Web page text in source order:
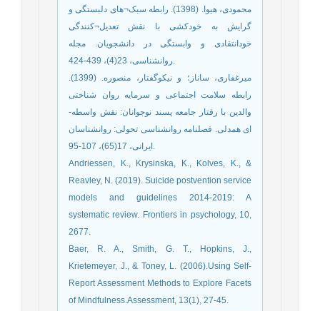
محمودی، هیوا. (1398). رابطه سبک¬های دلبستگی و
گرایش به خودکشی با نقش تعدیل¬کنندگی
خودانتقادی و وابستگی در دانشجویان. مجله
روانشناسی، 23(4)، 439-424.
میرغفاری، ساناز؛ و نیکوگفتار، منصوره. (1399).
رابطه سلامت اجتماعی و سرمایه روان ‌شناختی
والدین با رفتار جامعه ‌پسند نوجوانان: نقش واسطه-‌
ای همدلی. فصلنامه روانشناسی تحولی: روانشناسان
ايرانی، 17(65)، 107-95.
Andriessen, K., Krysinska, K., Kolves, K., &
Reavley, N. (2019). Suicide postvention service
models and guidelines 2014-2019: A
systematic review. Frontiers in psychology, 10,
2677.
Baer, R. A., Smith, G. T., Hopkins, J.,
Krietemeyer, J., & Toney, L. (2006).Using Self-
Report Assessment Methods to Explore Facets
of Mindfulness.Assessment, 13(1), 27-45.